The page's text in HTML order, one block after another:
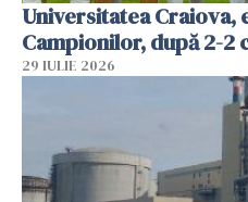
Universitatea Craiova,
Campionilor, după 2-2
29 IULIE 2026